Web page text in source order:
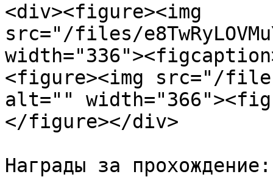
<div><figure><img
src="/files/
<figure><img src="/
alt=""
</figure></div>
Награды за прохождение: